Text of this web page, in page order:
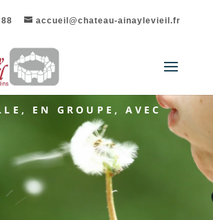
accueil@chateau-ainaylevieil.fr
EN GROUPE, AVEC